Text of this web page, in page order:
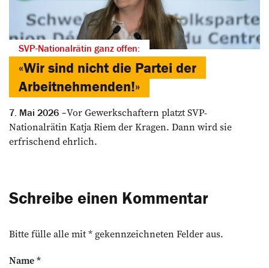
SVP-Nationalrätin ganz offen:
«Wir sind nicht die Partei der
Arbeitnehmenden!»
7. Mai 2026
Vor Gewerkschaftern platzt SVP-
Nationalrätin Katja Riem der Kragen. Dann wird sie
erfrischend ehrlich.
Schreibe einen Kommentar
Bitte fülle alle mit * gekennzeichneten Felder aus.
Name*